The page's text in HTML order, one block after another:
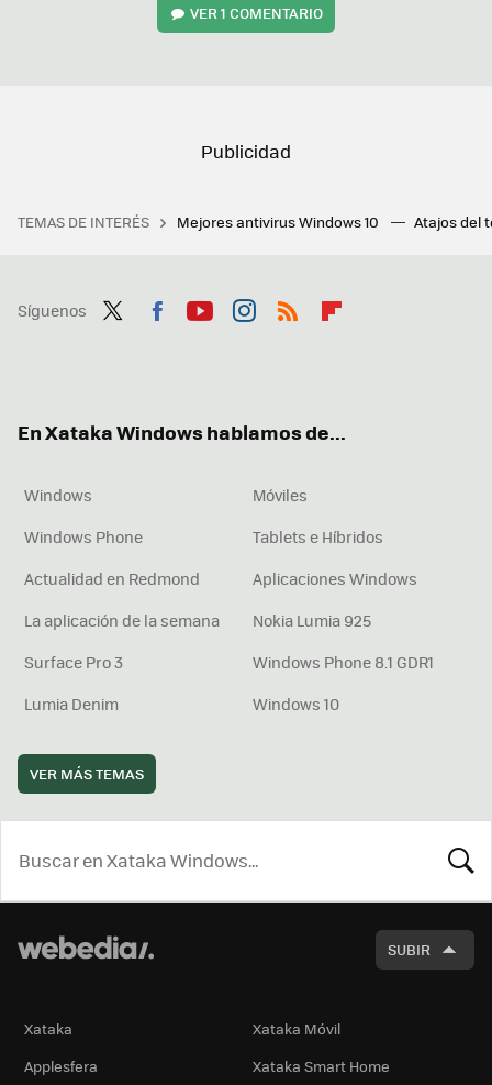
VER1 COMENTARIO
TEMAS DE INTERÉS Mejores antivirus Windows 10 Atajos del
Síguenos
En Xataka Windows hablamos de...
Windows
Móviles
Windows Phone
Tablets e Híbridos
Actualidad en Redmond
Aplicaciones Windows
La aplicación de la semana
Nokia Lumia 925
Surface Pro 3
Windows Phone 8.1 GDR1
Lumia Denim
Windows 10
VER MÁS TEMAS
SUBIR
Xataka
Xataka Móvil
Applesfera
Xataka Smart Home